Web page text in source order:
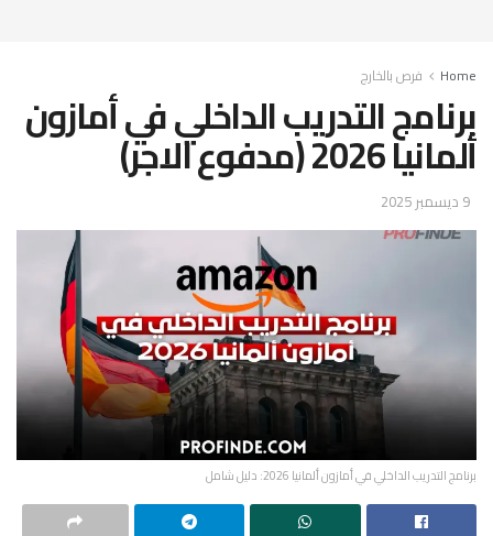
Home فرص بالخارج
برنامج التدريب الداخلي في أمازون
ألمانيا 2026 (مدفوع الاجر)
9 ديسمبر 2025
برنامج التدريب الداخلي في أمازون ألمانيا 2026: دليل شامل